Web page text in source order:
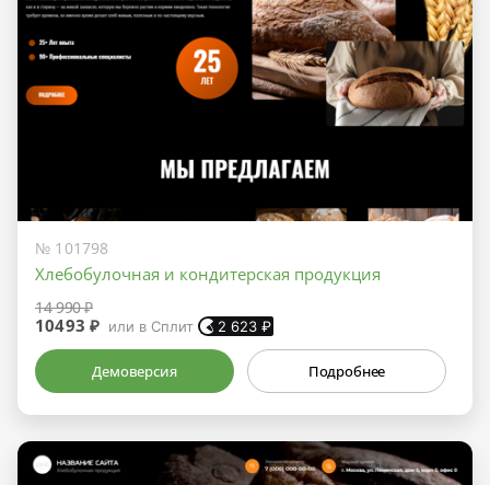
№ 101798
Хлебобулочная и кондитерская продукция
14 990 ₽
10493 ₽ или в Сплит 2 623 ₽
Демоверсия Подробнее